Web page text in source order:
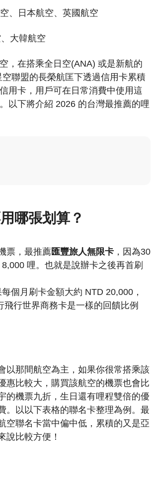
、日本航空、英國航空
大韓航空
，在搭乘全日空(ANA) 或是新航的
聯盟的長榮航匡下透過信用卡累積
用卡，用戶可在日常消費中使用這
以下將介紹 2026 的台灣最推薦的哩
哪張划算？
票，最推薦匯豐旅人無限卡， 因為30
哩。也就是說辦卡之後再首刷
個月刷卡金額大約 NTD 20,000，
行世界商務卡是一樣的回饋比例
以那間航空為主，如果你很常搭乘該
惠比較大，購買該航空的機票也會比
的機票九折，生日還有哩程雙倍的優
。以以下表格的聯名卡整理為例。最
空聯名卡當中偏中低，累積的又是亞
說比較方便！